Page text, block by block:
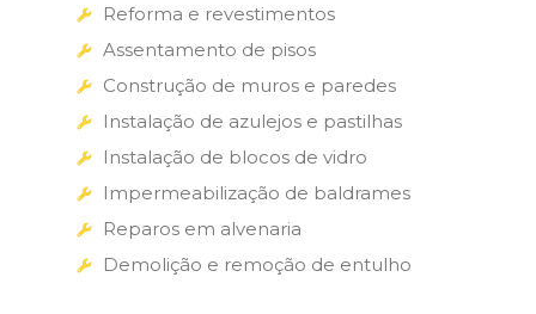
Reforma e revestimentos
Assentamento de pisos
Construção de muros e paredes
Instalação de azulejos e pastilhas
Instalação de blocos de vidro
Impermeabilização de baldrames
Reparos em alvenaria
Demolição e remoção de entulho